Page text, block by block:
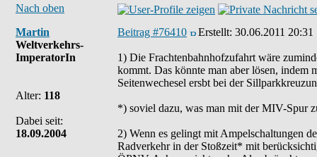
Nach oben
Martin
Weltverkehrs-
ImperatorIn
Alter: 118
Dabei seit:
18.09.2004
Beitrag #76410 Erstellt: 30.06.2011 20:31
1) Die Frachtenbahnhofzufahrt wäre
kommt. Das könnte man aber lösen, indem
Seitenwechesel ersbt bei der
*) soviel dazu, was man mit der MIV-Spur
2) Wenn es gelingt mit Ampelschaltungen
Radverkehr in der Stoßzeit* mit